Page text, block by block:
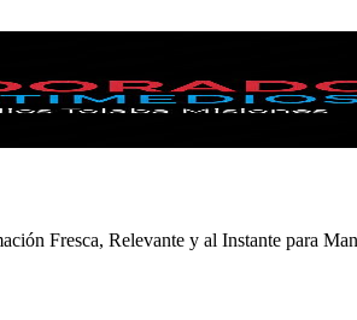
Fresca, Relevante y al Instante para